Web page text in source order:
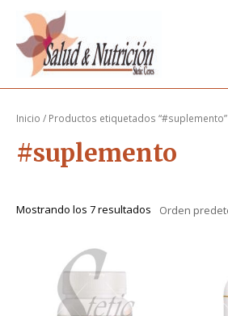
contenido
Inicio / Productos etiquetados “#suplemento”
#suplemento
Mostrando los 7 resultados